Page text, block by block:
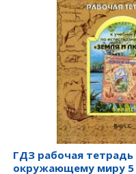
ГДЗ рабочая тетрадь
окружающему миру 5